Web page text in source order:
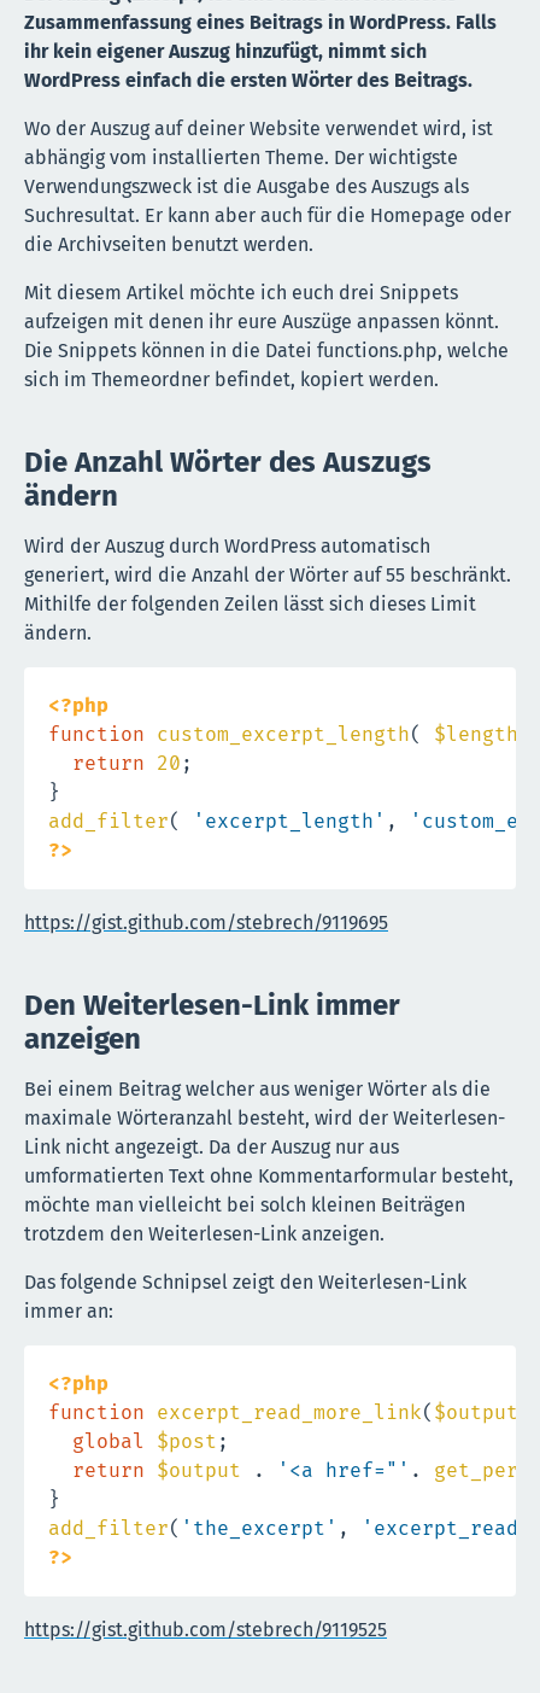
Zusammenfassung eines Beitrags in WordPress. Falls
ihr kein eigener Auszug hinzufügt, nimmt sich
WordPress einfach die ersten Wörter des Beitrags.
Wo der Auszug auf deiner Website verwendet wird, ist
abhängig vom installierten Theme. Der wichtigste
Verwendungszweck ist die Ausgabe des Auszugs als
Suchresultat. Er kann aber auch für die Homepage oder
die Archivseiten benutzt werden.
Mit diesem Artikel möchte ich euch drei Snippets
aufzeigen mit denen ihr eure Auszüge anpassen könnt.
Die Snippets können in die Datei functions.php, welche
sich im Themeordner befindet, kopiert werden.
Die Anzahl Wörter des Auszugs
ändern
Wird der Auszug durch WordPress automatisch
generiert, wird die Anzahl der Wörter auf 55 beschränkt.
Mithilfe der folgenden Zeilen lässt sich dieses Limit
ändern.
<?php
function custom_excerpt_length( $length
return 20 ;
}
add_filter( 'excerpt_length' ,
?>
https://gist.github.com/stebrech/9119695
Den Weiterlesen-Link immer
anzeigen
Bei einem Beitrag welcher aus weniger Wörter als die
maximale Wörteranzahl besteht, wird der Weiterlesen-
Link nicht angezeigt. Da der Auszug nur aus
umformatierten Text ohne Kommentarformular besteht,
möchte man vielleicht bei solch kleinen Beiträgen
trotzdem den Weiterlesen-Link anzeigen.
Das folgende Schnipsel zeigt den Weiterlesen-Link
immer an:
<?php
function excerpt_read_more_link( $output
global $post ;
return $output . '<a href="' .
}
add_filter( 'the_excerpt' ,
?>
https://gist.github.com/stebrech/9119525